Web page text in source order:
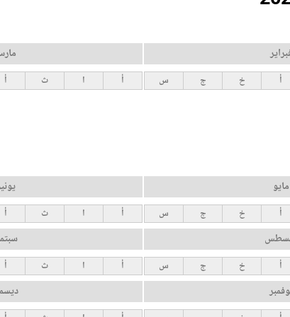
أ خ ج س أ ا ث أ
مايو
أ خ ج س أ ا ث أ
أ خ ج س أ ا ث أ